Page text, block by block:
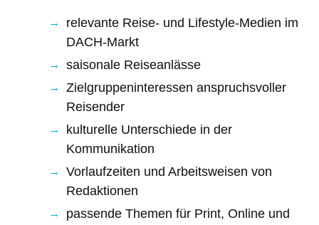
relevante Reise- und Lifestyle-Medien im
DACH-Markt
saisonale Reiseanlässe
Zielgruppeninteressen anspruchsvoller
Reisender
kulturelle Unterschiede in der
Kommunikation
Vorlaufzeiten und Arbeitsweisen von
Redaktionen
passende Themen für Print, Online und